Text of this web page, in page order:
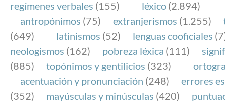
regímenes verbales (155) léxico (2.894)
antropónimos (75) extranjerismos (1.255)
(649)
latinismos (52) lenguas cooficiales
neologismos (162) pobreza léxica (111)
(885)
topónimos y gentilicios (323)
acentuación y pronunciación (248)
errores
(352)
mayúsculas y minúsculas (420)